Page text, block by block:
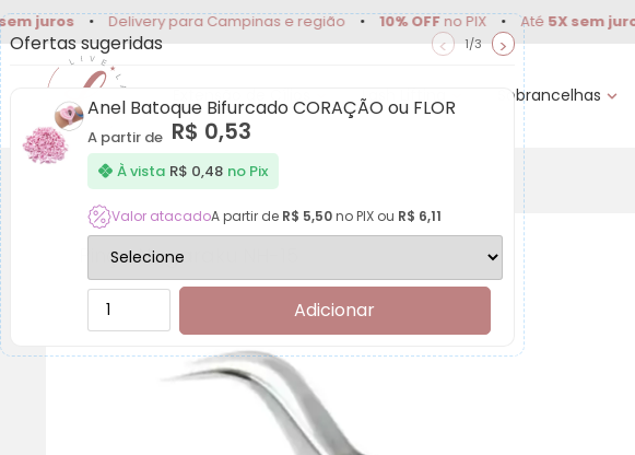
• Delivery para Campinas e região • 10% OFFno PIX • Até5X sem juros •
Extensão de Cílios Lash Lifting Sobrancelhas
Pinça Nagaraku NH-15
Ofertas sugeridas < 1/3 >
Anel Batoque Bifurcado CORAÇÃO ou FLOR
A partir de R$ 0,53
À vista R$ 0,48 no Pix
Valor atacadoA partir de R$ 5,50no PIX ou R$ 6,11
Adicionar